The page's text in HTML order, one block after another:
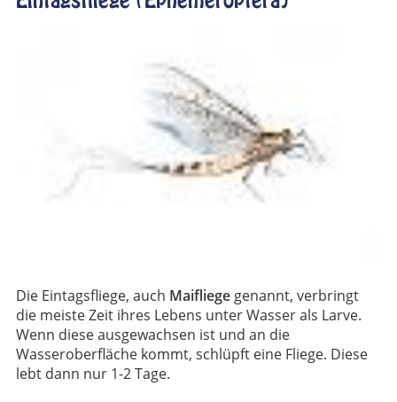
Die Eintagsfliege, auch Maifliegegenannt, verbringt
die meiste Zeit ihres Lebens unter Wasser als Larve.
Wenn diese ausgewachsen ist und an die
Wasseroberfläche kommt, schlüpft eine Fliege. Diese
lebt dann nur 1-2 Tage.